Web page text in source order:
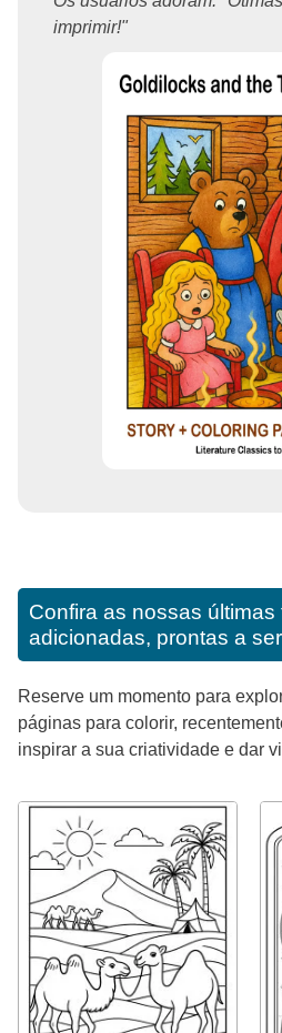
imprimir!"
Confira as nossas
adicionadas, prontas a
Reserve um momento para
páginas para colorir,
inspirar a sua criatividade e dar